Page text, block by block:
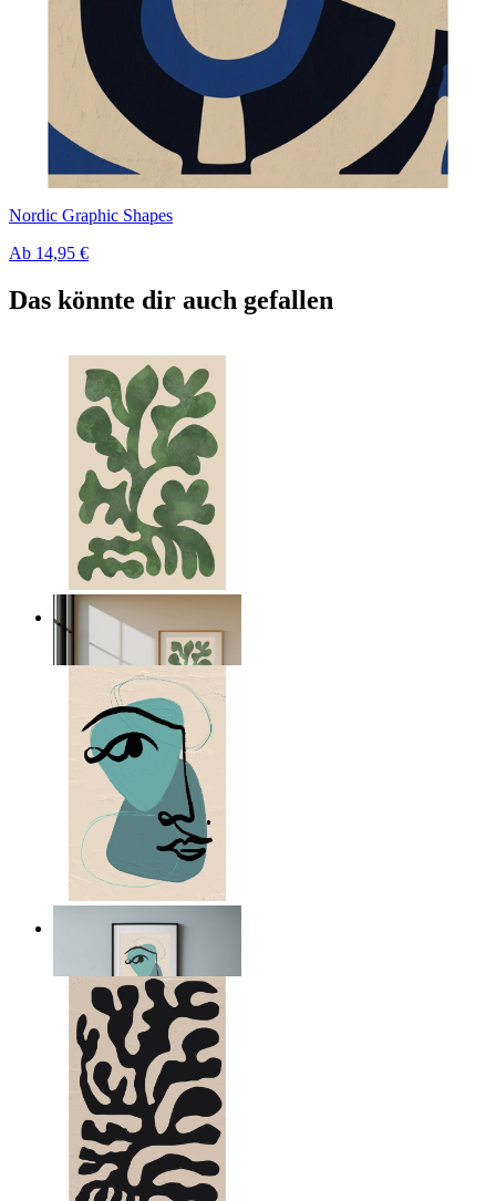
Nordic Graphic Shapes
Ab 14,95 €
Das könnte dir auch gefallen
Nordic Green Forms
14,95 €
Nordic Abstract Portrait
14,95 €